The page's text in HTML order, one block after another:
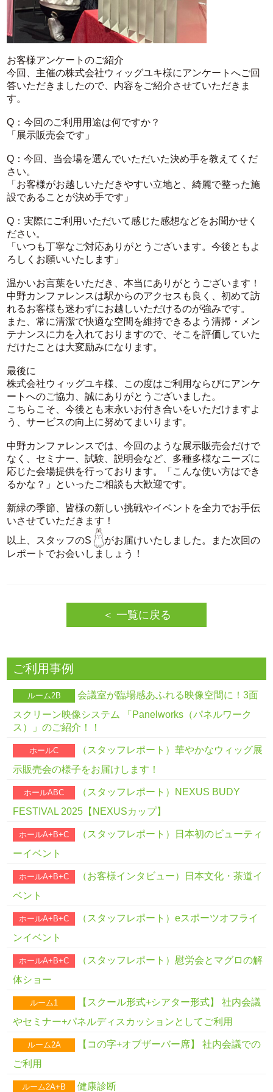
お客様アンケートのご紹介
今回、主催の株式会社ウィッグユキ様にアンケートへご回
答いただきましたので、内容をご紹介させていただきま
す。
Q：今回のご利用用途は何ですか？
「展示販売会です」
Q：今回、当会場を選んでいただいた決め手を教えてくだ
さい。
「お客様がお越しいただきやすい立地と、綺麗で整った施
設であることが決め手です」
Q：実際にご利用いただいて感じた感想などをお聞かせく
ださい。
「いつも丁寧なご対応ありがとうございます。今後ともよ
ろしくお願いいたします」
温かいお言葉をいただき、本当にありがとうございます！
中野カンファレンスは駅からのアクセスも良く、初めて訪
れるお客様も迷わずにお越しいただけるのが強みです。
また、常に清潔で快適な空間を維持できるよう清掃・メン
テナンスに力を入れておりますので、そこを評価していた
だけたことは大変励みになります。
最後に
株式会社ウィッグユキ様、この度はご利用ならびにアンケ
ートへのご協力、誠にありがとうございました。
こちらこそ、今後とも末永いお付き合いをいただけますよ
う、サービスの向上に努めてまいります。
中野カンファレンスでは、今回のような展示販売会だけで
なく、セミナー、試験、説明会など、多種多様なニーズに
応じた会場提供を行っております。「こんな使い方はでき
るかな？」といったご相談も大歓迎です。
新緑の季節、皆様の新しい挑戦やイベントを全力でお手伝
いさせていただきます！
以上、スタッフのS
がお届けいたしました。また次回の
レポートでお会いしましょう！
＜ 一覧に戻る
ご利用事例
ルーム2B
会議室が臨場感あふれる映像空間に！3面
スクリーン映像システム 「Panelworks（パネルワーク
ス）」のご紹介！！
ホールC
（スタッフレポート）華やかなウィッグ展
示販売会の様子をお届けします！
ホールABC
（スタッフレポート）NEXUS BUDY
FESTIVAL 2025【NEXUSカップ】
ホールA+B+C
（スタッフレポート）日本初のビューティ
ーイベント
ホールA+B+C
（お客様インタビュー）日本文化・茶道イ
ベント
ホールA+B+C
（スタッフレポート）eスポーツオフライ
ンイベント
ホールA+B+C
（スタッフレポート）慰労会とマグロの解
体ショー
ルーム1
【スクール形式+シアター形式】 社内会議
やセミナー+パネルディスカッションとしてご利用
ルーム2A
【コの字+オブザーバー席】 社内会議での
ご利用
ルーム2A+B 健康診断